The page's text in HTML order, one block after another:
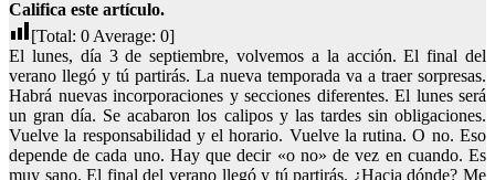
Califica este artículo.
[Total: 0 Average: 0]
El lunes, día 3 de septiembre, volvemos a la acción. El final del
verano llegó y tú partirás. La nueva temporada va a traer sorpresas.
Habrá nuevas incorporaciones y secciones diferentes. El lunes será
un gran día. Se acabaron los calipos y las tardes sin obligaciones.
Vuelve la responsabilidad y el horario. Vuelve la rutina. O no. Eso
depende de cada uno. Hay que decir «o no» de vez en cuando. Es
muy sano. El final del verano llegó y tú partirás. ¿Hacia dónde? Me